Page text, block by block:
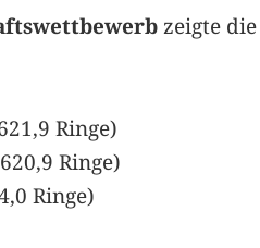
zeigte
Ringe)
Ringe)
Ringe)